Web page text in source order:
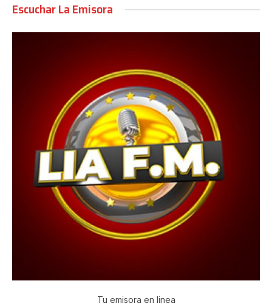
Escuchar La Emisora
Tu emisora en linea